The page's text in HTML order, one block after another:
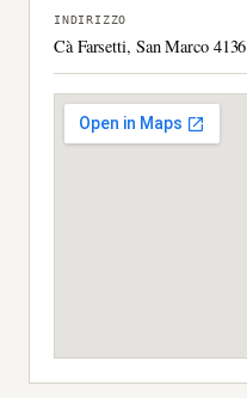
INDIRIZZO
Cà Farsetti, San Marco 4136